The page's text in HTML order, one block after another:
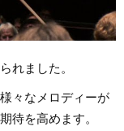
れました。
々なメロディーが
待を高めます。